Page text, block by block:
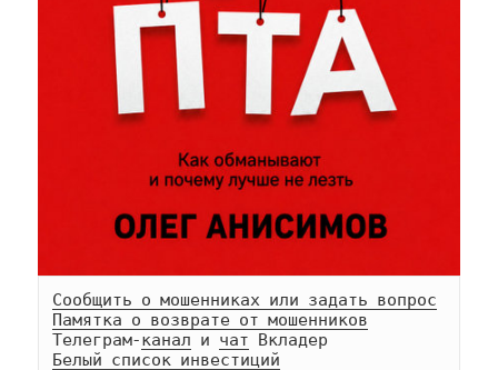
Сообщить о мошенниках или задать вопрос
Памятка о возврате от мошенников
Телеграм-канал и чат
Белый список инвестиций